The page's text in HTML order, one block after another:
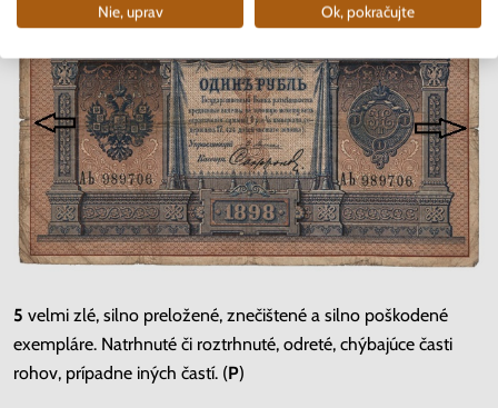
5 velmi zlé, silno preložené, znečištené a silno poškodené
exempláre. Natrhnuté či roztrhnuté, odreté, chýbajúce časti
rohov, prípadne iných častí. (P)
Nie, uprav Ok, pokračujte